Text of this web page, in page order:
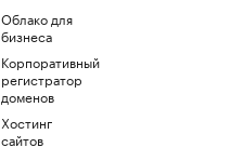
Облако для
бизнеса
Корпоративный
регистратор
доменов
Хостинг
сайтов